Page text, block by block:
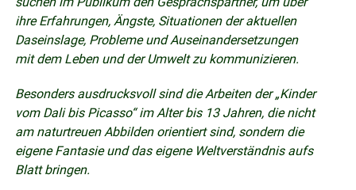
ihre Erfahrungen, Ängste, Situationen der aktuellen
Daseinslage, Probleme und Auseinandersetzungen
mit dem Leben und der Umwelt zu kommunizieren.
Besonders ausdrucksvoll sind die Arbeiten der „Kinder
vom Dali bis Picasso“ im Alter bis 13 Jahren, die nicht
am naturtreuen Abbilden orientiert sind, sondern die
eigene Fantasie und das eigene Weltverständnis aufs
Blatt bringen.